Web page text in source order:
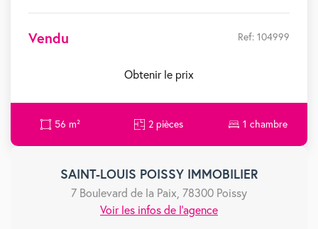
Vendu Ref: 104999
Obtenir le prix
56 m² 2 pièces 1 chambre
SAINT-LOUIS POISSY IMMOBILIER
7 Boulevard de la Paix, 78300 Poissy
Voir les infos de l'agence